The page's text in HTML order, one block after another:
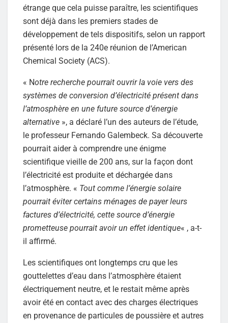
étrange que cela puisse paraître, les scientifiques
sont déjà dans les premiers stades de
développement de tels dispositifs, selon un rapport
présenté lors de la 240e réunion de l’American
Chemical Society (ACS).
« Notre recherche pourrait ouvrir la voie vers des
systèmes de conversion d’électricité présent dans
l’atmosphère en une future source d’énergie
alternative », a déclaré l’un des auteurs de l’étude,
le professeur Fernando Galembeck. Sa découverte
pourrait aider à comprendre une énigme
scientifique vieille de 200 ans, sur la façon dont
l’électricité est produite et déchargée dans
l’atmosphère. « Tout comme l’énergie solaire
pourrait éviter certains ménages de payer leurs
factures d’électricité, cette source d’énergie
prometteuse pourrait avoir un effet identique« , a-t-
il affirmé.
Les scientifiques ont longtemps cru que les
gouttelettes d’eau dans l’atmosphère étaient
électriquement neutre, et le restait même après
avoir été en contact avec des charges électriques
en provenance de particules de poussière et autres